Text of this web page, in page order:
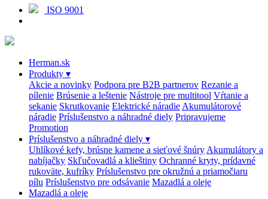
ISO 9001
Herman.sk
Produkty ▾
Akcie a novinky Podpora pre B2B partnerov Rezanie a
pílenie Brúsenie a leštenie Nástroje pre multitool Vŕtanie a
sekanie Skrutkovanie Elektrické náradie Akumulátorové
náradie Príslušenstvo a náhradné diely Pripravujeme
Promotion
Príslušenstvo a náhradné diely ▾
Uhlíkové kefy, brúsne kamene a sieťové šnúry Akumulátory a
nabíjačky Skľučovadlá a klieštiny Ochranné kryty, prídavné
rukoväte, kufríky Príslušenstvo pre okružnú a priamočiaru
pílu Príslušenstvo pre odsávanie Mazadlá a oleje
Mazadlá a oleje